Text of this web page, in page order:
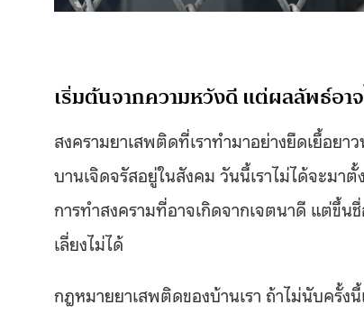
เริ่มต้นจากความหวังดี แต่ผลลัพธ์อา
สงครามยาเสพติดที่เราทำมาอย่างยืดเยื้อย
บานเจิดจรัสอยู่ในสังคม วันนี้เราไม่ได้จะมา
การทำสงครามที่อาจเกิดจากเจตนาดี แต่ขึ้น
เลี่ยงไม่ได้
กฎหมายยาเสพติดของบ้านเรา ถ้าไม่นับครั้